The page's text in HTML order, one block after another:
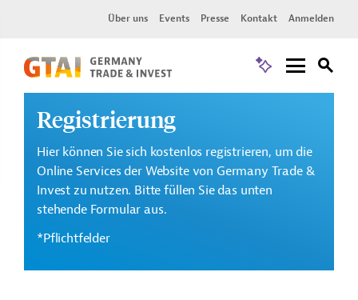
Über uns Events Presse Kontakt Anmelden
Registrierung
Hier können Sie sich kostenlos registrieren, um die
Online Services der Website von Germany Trade &
Invest zu nutzen. Bitte füllen Sie das unten
stehende Formular aus.
*Pflichtfelder